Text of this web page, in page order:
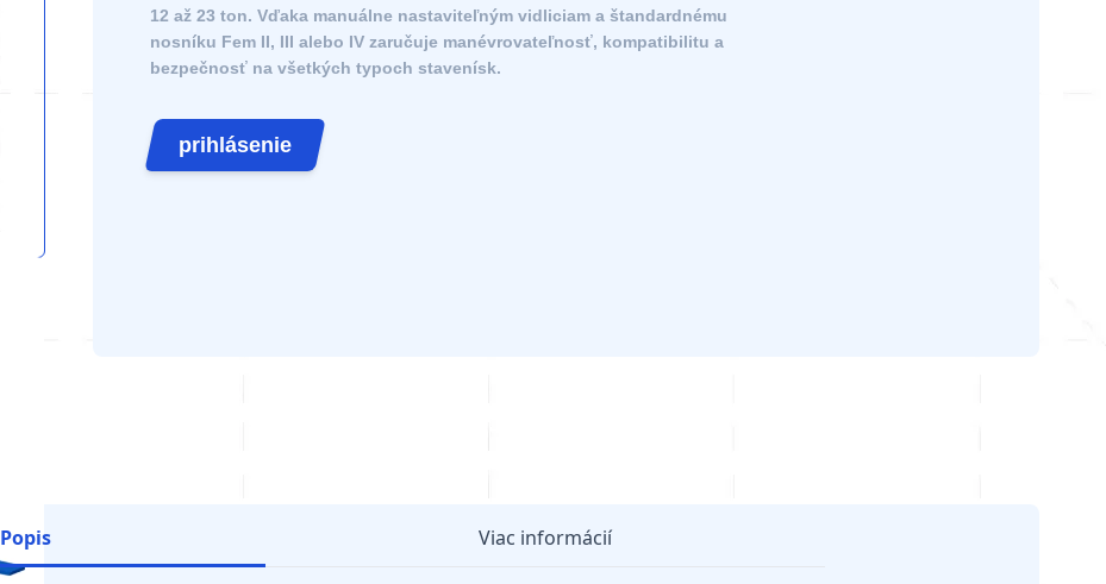
12 až 23 ton. Vďaka manuálne nastaviteľným vidliciam a štandardnému
nosníku Fem II, III alebo IV zaručuje manévrovateľnosť, kompatibilitu a
bezpečnosť na všetkých typoch stavenísk.
prihlásenie
Popis Viac informácií